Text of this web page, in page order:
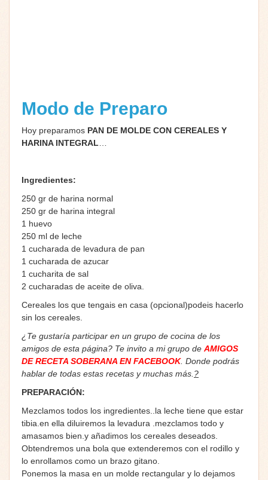
Modo de Preparo
Hoy preparamos PAN DE MOLDE CON CEREALES Y
HARINA INTEGRAL
Ingredientes:
250 gr de harina normal
250 gr de harina integral
1 huevo
250 ml de leche
1 cucharada de levadura de pan
1 cucharada de azucar
1 cucharita de sal
2 cucharadas de aceite de oliva.
Cereales los que tengais en casa (opcional)podeis hacerlo
sin los cereales.
¿Te gustaría participar en un grupo de cocina de los
amigos de esta página? Te invito a mi grupo de AMIGOS
DE RECETA SOBERANA EN FACEBOOK. Donde podrás
hablar de todas estas recetas y muchas más. ?
PREPARACIÓN:
Mezclamos todos los ingredientes..la leche tiene que estar
tibia.en ella diluiremos la levadura .mezclamos todo y
amasamos bien.y añadimos los cereales deseados.
Obtendremos una bola que extenderemos con el rodillo y
lo enrollamos como un brazo gitano.
Ponemos la masa en un molde rectangular y lo dejamos